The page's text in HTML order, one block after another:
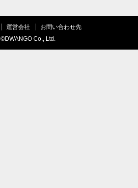
運営会社
お問い合わせ先
©DWANGO Co., Ltd.